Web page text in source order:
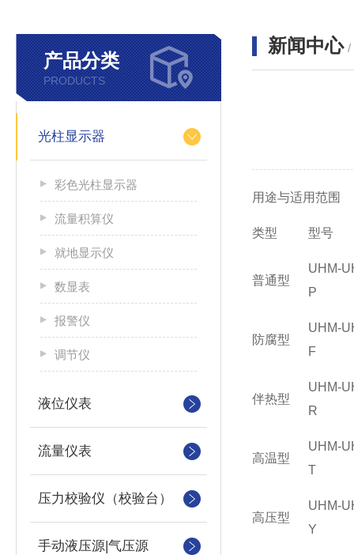
产品分类
PRODUCTS
光柱显示器
彩色光柱显示器
流量积算仪
就地显示仪
数显表
报警仪
调节仪
液位仪表
流量仪表
压力校验仪（校验台）
手动液压源|气压源
新闻中心 /
用途与适用范围
类型 型号
普通型
UHM-
P
防腐型
UHM-
F
伴热型
UHM-
R
高温型
UHM-
T
高压型
UHM-
Y